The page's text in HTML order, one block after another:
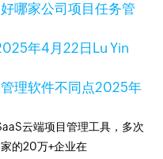
哪家公司项目任务管
年4月22日 Lu Yin
理软件不同点2025年
云端项目管理工具，多次
的20万+企业在